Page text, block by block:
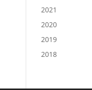
2021
2020
2019
2018